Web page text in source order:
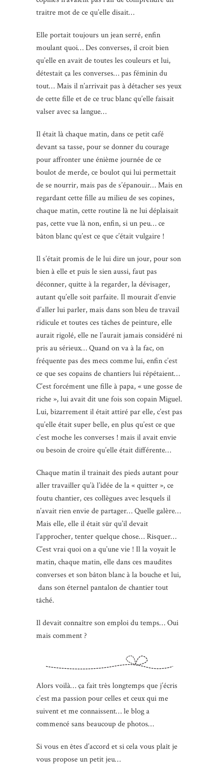
traitre mot de ce qu’elle disait…
Elle portait toujours un jean serré, enfin
moulant quoi… Des converses, il croit bien
qu’elle en avait de toutes les couleurs et lui,
détestait ça les converses… pas féminin du
tout… Mais il n’arrivait pas à détacher ses yeux
de cette fille et de ce truc blanc qu’elle faisait
valser avec sa langue…
Il était là chaque matin, dans ce petit café
devant sa tasse, pour se donner du courage
pour affronter une énième journée de ce
boulot de merde, ce boulot qui lui permettait
de se nourrir, mais pas de s’épanouir… Mais en
regardant cette fille au milieu de ses copines,
chaque matin, cette routine là ne lui déplaisait
pas, cette vue là non, enfin, si un peu… ce
bâton blanc qu’est ce que c’était vulgaire !
Il s’était promis de le lui dire un jour, pour son
bien à elle et puis le sien aussi, faut pas
déconner, quitte à la regarder, la dévisager,
autant qu’elle soit parfaite. Il mourait d’envie
d’aller lui parler, mais dans son bleu de travail
ridicule et toutes ces tâches de peinture, elle
aurait rigolé, elle ne l’aurait jamais considéré ni
pris au sérieux… Quand on va à la fac, on
fréquente pas des mecs comme lui, enfin c’est
ce que ses copains de chantiers lui répétaient…
C’est forcément une fille à papa, « une gosse de
riche », lui avait dit une fois son copain Miguel.
Lui, bizarrement il était attiré par elle, c’est pas
qu’elle était super belle, en plus qu’est ce que
c’est moche les converses ! mais il avait envie
ou besoin de croire qu’elle était différente…
Chaque matin il trainait des pieds autant pour
aller travailler qu’à l’idée de la « quitter », ce
foutu chantier, ces collègues avec lesquels il
n’avait rien envie de partager… Quelle galère…
Mais elle, elle il était sûr qu’il devait
l’approcher, tenter quelque chose… Risquer…
C’est vrai quoi on a qu’une vie ! Il la voyait le
matin, chaque matin, elle dans ces maudites
converses et son bâton blanc à la bouche et lui,
dans son éternel pantalon de chantier tout
tâché.
Il devait connaître son emploi du temps… Oui
mais comment ?
Alors voilà… ça fait très longtemps que j’écris
c’est ma passion pour celles et ceux qui me
suivent et me connaissent… le blog a
commencé sans beaucoup de photos…
Si vous en êtes d’accord et si cela vous plaît je
vous propose un petit jeu…